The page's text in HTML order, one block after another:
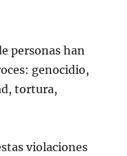
personas han
genocidio,
tortura,
violaciones